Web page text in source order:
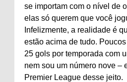
se importam com o nível de
elas só querem que você
Infelizmente, a realidade é
estão acima de tudo.
25 gols por temporada com
nem sou um número nove –
Premier League desse jeito.